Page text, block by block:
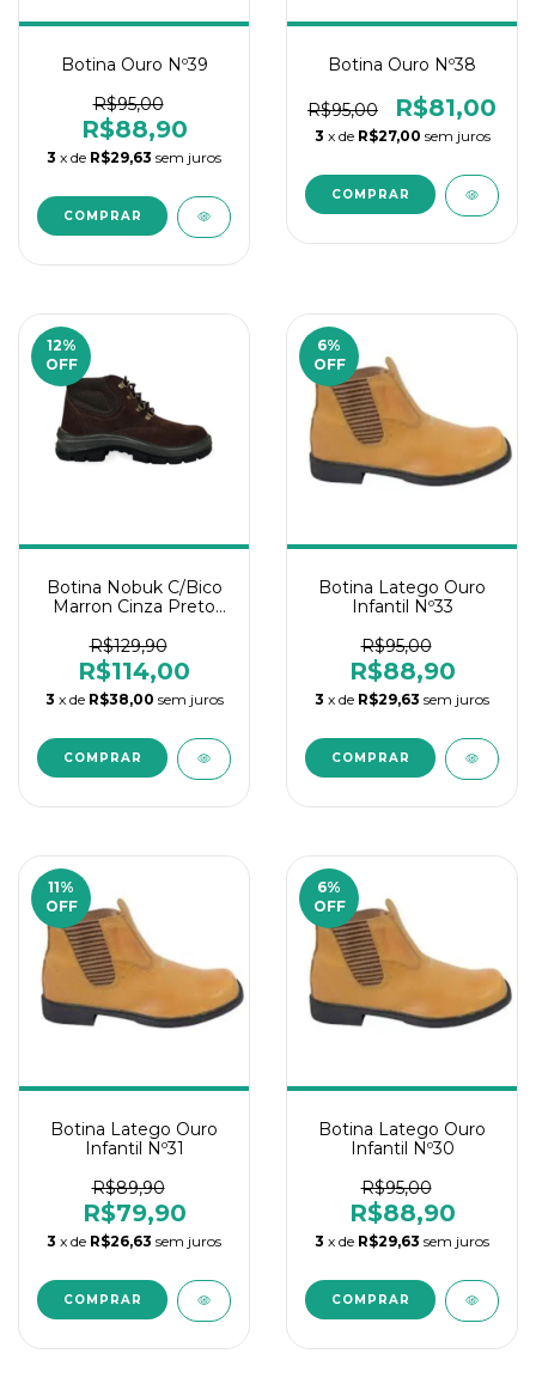
Botina Ouro Nº39
R$95,00
R$88,90
3 x de R$29,63 sem juros
Botina Ouro Nº38
R$95,00 R$81,00
3 x de R$27,00 sem juros
12%
OFF
Botina Nobuk C/Bico
Marron Cinza Preto
R$129,90
R$114,00
3 x de R$38,00 sem juros
6%
OFF
Botina Latego Ouro
Infantil Nº33
R$95,00
R$88,90
3 x de R$29,63 sem juros
11%
OFF
Botina Latego Ouro
Infantil Nº31
R$89,90
R$79,90
3 x de R$26,63 sem juros
6%
OFF
Botina Latego Ouro
Infantil Nº30
R$95,00
R$88,90
3 x de R$29,63 sem juros